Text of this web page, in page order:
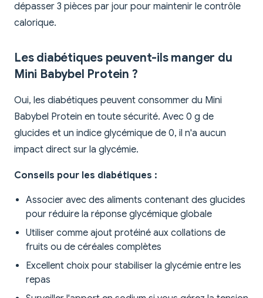
dépasser 3 pièces par jour pour maintenir le contrôle
calorique.
Les diabétiques peuvent-ils manger du
Mini Babybel Protein ?
Oui, les diabétiques peuvent consommer du Mini
Babybel Protein en toute sécurité. Avec 0 g de
glucides et un indice glycémique de 0, il n'a aucun
impact direct sur la glycémie.
Conseils pour les diabétiques :
Associer avec des aliments contenant des glucides
pour réduire la réponse glycémique globale
Utiliser comme ajout protéiné aux collations de
fruits ou de céréales complètes
Excellent choix pour stabiliser la glycémie entre les
repas